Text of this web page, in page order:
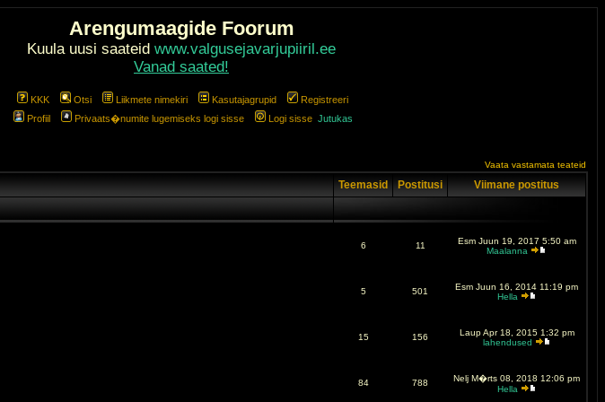
Arengumaagide Foorum
Kuula uusi saateid www.valgusejavarjupiiril.ee
Vanad saated!
KKK Otsi Liikmete nimekiri Kasutajagrupid
Registreeri
Profiil
Privaats�numite lugemiseks logi sisse Logi sisse Jutukas
Vaata vastamata teateid
Teemasid Postitusi
Viimane postitus
6 11
Esm Juun 19, 2017 5:50 am
Maalanna
5 501
Esm Juun 16, 2014 11:19 pm
Hella
15 156
Laup Apr 18, 2015 1:32 pm
lahendused
84 788
Nelj M�rts 08, 2018 12:06 pm
Hella